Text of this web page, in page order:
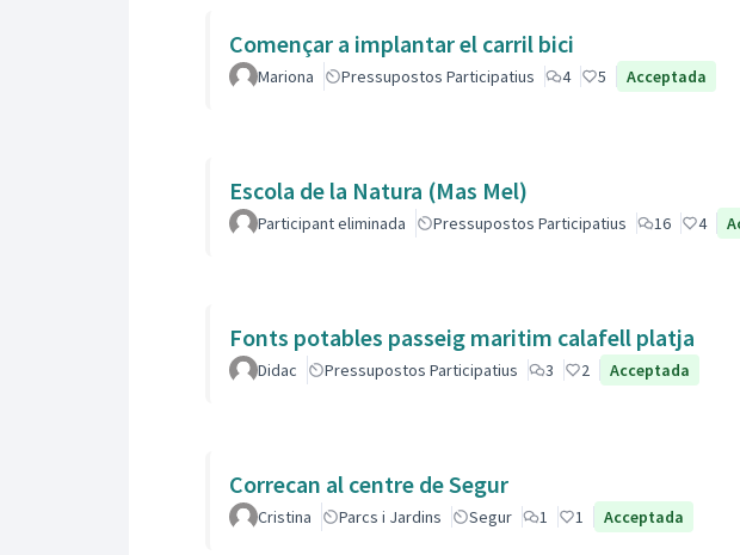
Començar a implantar el carril bici
Mariona Pressupostos Participatius 4 5 Acceptada
Escola de la Natura (Mas Mel)
Participant eliminada Pressupostos Participatius 16 4
Fonts potables passeig maritim calafell platja
Didac Pressupostos Participatius 3 2 Acceptada
Correcan al centre de Segur
Cristina Parcs i Jardins Segur 1 1 Acceptada